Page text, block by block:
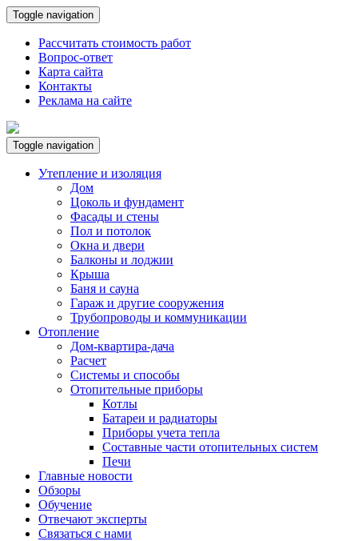
Toggle navigation
Рассчитать стоимость работ
Вопрос-ответ
Карта сайта
Контакты
Реклама на сайте
Toggle navigation
Утепление и изоляция
Дом
Цоколь и фундамент
Фасады и стены
Пол и потолок
Окна и двери
Балконы и лоджии
Крыша
Баня и сауна
Гараж и другие сооружения
Трубопроводы и коммуникации
Отопление
Дом-квартира-дача
Расчет
Системы и способы
Отопительные приборы
Котлы
Батареи и радиаторы
Приборы учета тепла
Составные части отопительных систем
Печи
Главные новости
Обзоры
Обучение
Отвечают эксперты
Связаться с нами